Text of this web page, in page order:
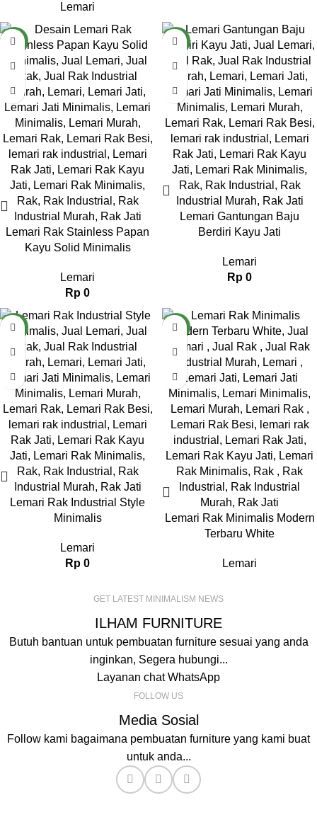
Lemari
NEW
Lemari Rak Stainless Papan
Kayu Solid Minimalis
Lemari
Rp 0
NEW
Lemari Gantungan Baju
Berdiri Kayu Jati
Lemari
Rp 0
NEW
Lemari Rak Industrial Style
Minimalis
Lemari
Rp 0
NEW
Lemari Rak Minimalis Modern
Terbaru White
Lemari
GET LATEST MINIMALISM NEWS
ILHAM FURNITURE
Butuh bantuan untuk pembuatan furniture sesuai yang anda
inginkan, Segera hubungi...
Layanan chat WhatsApp
FOLLOW US
Media Sosial
Follow kami bagaimana pembuatan furniture yang kami buat
untuk anda...